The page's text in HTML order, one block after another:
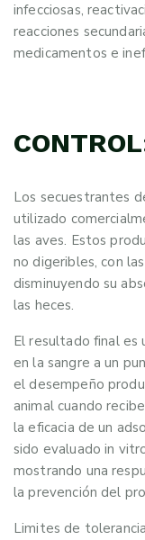
infecciosas,
reacciones
medicamentos e
Los secuestrantes
utilizado
las aves. Estos
no digeribles, con
disminuyendo su
las heces.
El resultado final es
en la sangre a un
el desempeño
animal cuando
la eficacia de un
sido evaluado in
mostrando una
la prevención del
Limites de